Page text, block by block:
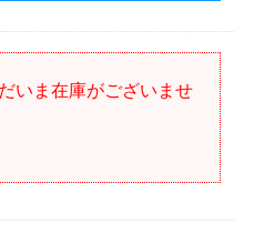
いま在庫がございませ